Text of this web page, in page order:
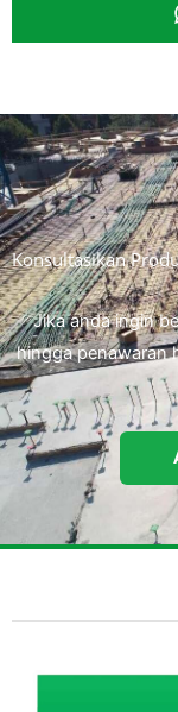
Konsultasikan
Jika anda ingin
hingga penawaran